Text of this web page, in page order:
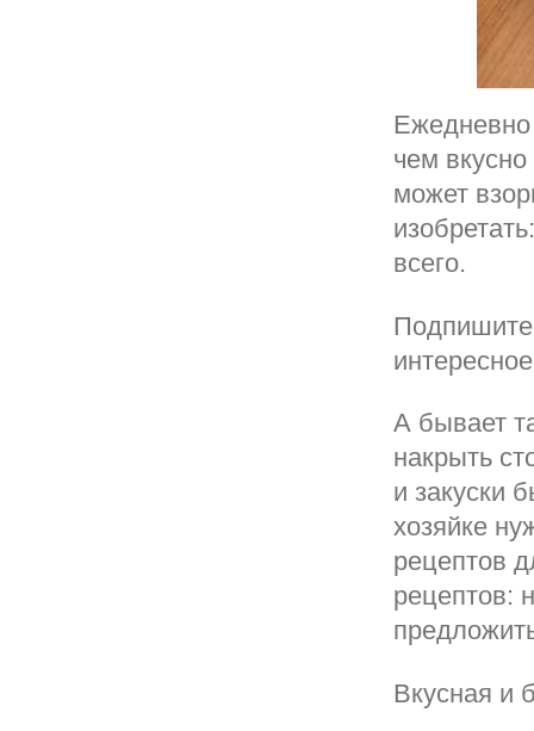
Ежедневно
чем
может
всего.
А бывает
накрыть
и закуски
хозяйке
рецептов
рецептов:
Вкусная и